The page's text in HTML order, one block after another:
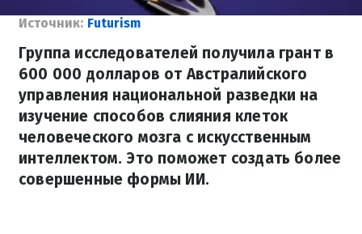
Источник: Futurism
Группа исследователей получила грант в
600 000 долларов от Австралийского
управления национальной разведки на
изучение способов слияния клеток
человеческого мозга с искусственным
интеллектом. Это поможет создать более
совершенные формы ИИ.